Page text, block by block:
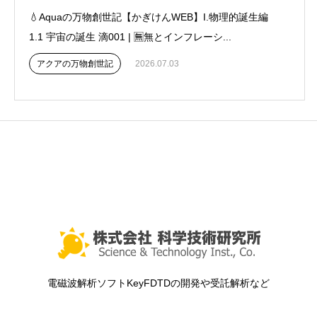
💧Aquaの万物創世記【かぎけんWEB】I.物理的誕生編
1.1 宇宙の誕生 滴001 | 🈚無とインフレーシ...
アクアの万物創世記 2026.07.03
電磁波解析ソフトKeyFDTDの開発や受託解析など